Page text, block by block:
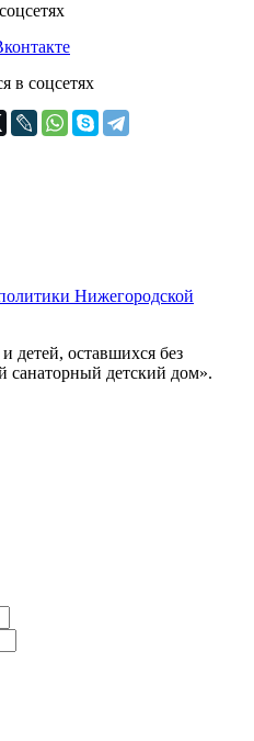
в соцсетях
детей, оставшихся без
санаторный детский дом».